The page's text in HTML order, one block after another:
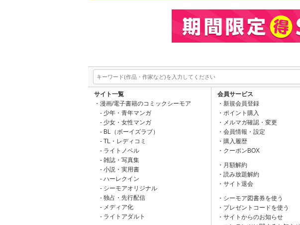
サイト一覧
漫画/電子書籍のコミックシーモア
少年・青年マンガ
少女・女性マンガ
BL（ボーイズラブ）
TL・レディコミ
ライトノベル
雑誌・写真集
小説・実用書
ハーレクイン
シーモアオリジナル
独占・先行配信
メディア化
ライトアダルト
会員サービス
新規会員登録
ポイント購入
メルマガ確認・変更
会員情報・設定
購入履歴
クーポンBOX
月額解約
読み放題解約
サイト退会
シーモア図書券を使う
プレゼントコードを使う
サイトからのお知らせ